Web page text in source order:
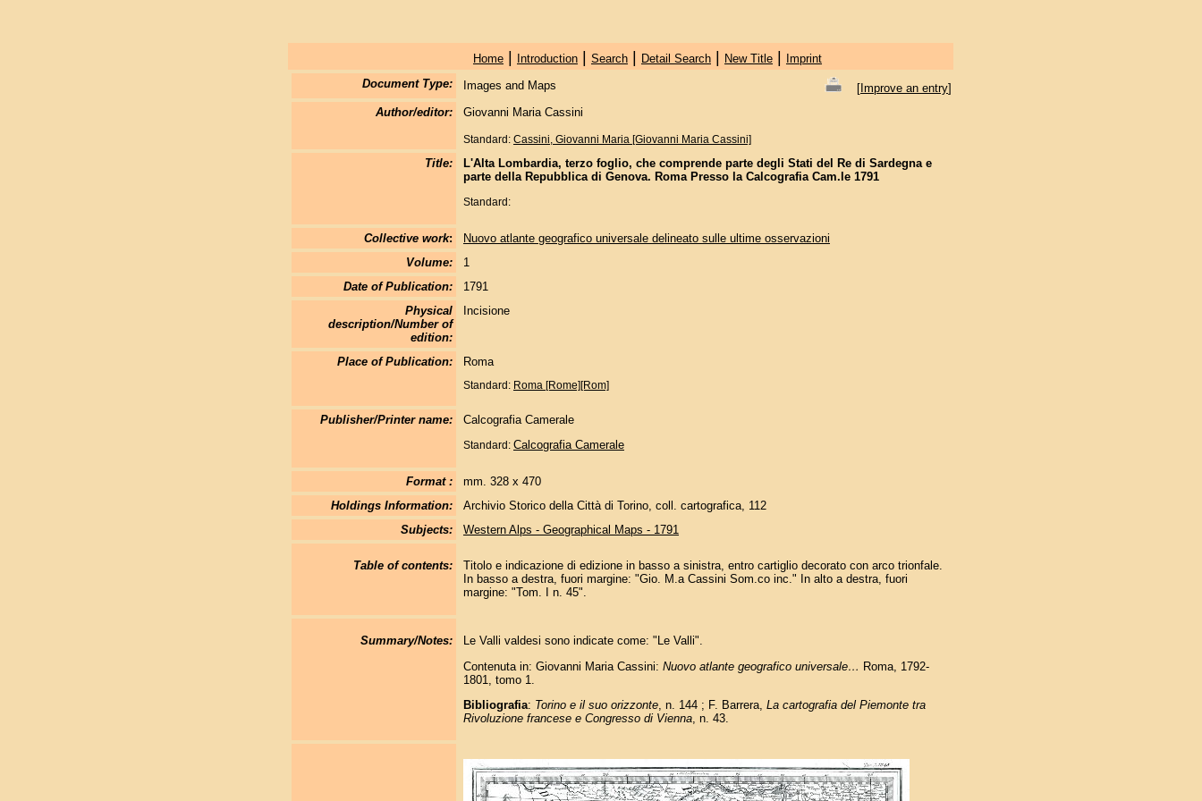
Home| Introduction| Search| Detail Search| New Title|
Imprint
Document Type:
Images and Maps [Improve an entry]
Author/editor:
Giovanni Maria Cassini
Standard: Cassini, Giovanni Maria [Giovanni Maria Cassini]
Title:
L'Alta Lombardia, terzo foglio, che comprende parte degli Stati del Re di Sardegna e
parte della Repubblica di Genova. Roma Presso la Calcografia Cam.le 1791
Standard:
Collective work:
Nuovo atlante geografico universale delineato sulle ultime osservazioni
Volume:
1
Date of Publication:
1791
Physical
description/Number of
edition:
Incisione
Place of Publication: Roma
Standard: Roma [Rome][Rom]
Publisher/Printer name: Calcografia Camerale
Standard: Calcografia Camerale
Format :
mm. 328 x 470
Holdings Information:
Archivio Storico della Città di Torino, coll. cartografica, 112
Subjects:
Western Alps - Geographical Maps - 1791
Table of contents:
Titolo e indicazione di edizione in basso a sinistra, entro cartiglio decorato con arco trionfale.
In basso a destra, fuori margine: "Gio. M.a Cassini Som.co inc." In alto a destra, fuori
margine: "Tom. I n. 45".
Summary/Notes:
Le Valli valdesi sono indicate come: "Le Valli".
Contenuta in: Giovanni Maria Cassini: Nuovo atlante geografico universale… Roma, 1792-
1801, tomo 1.
Bibliografia: Torino e il suo orizzonte, n. 144 ; F. Barrera, La cartografia del Piemonte tra
Rivoluzione francese e Congresso di Vienna, n. 43.